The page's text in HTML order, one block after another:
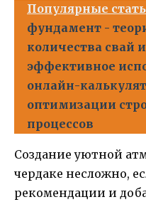
Популярные
фундамент -
количества свай и
эффективное
онлайн-
оптимизации
процессов
Создание уютной
чердаке несложно,
рекомендации и